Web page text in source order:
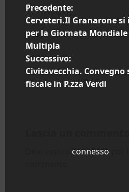
N
a
v
i
Precedente:
Cerveteri.Il Granarone
per la Giornata Mondiale
Multipla
Successivo:
Civitavecchia.
fiscale in P.zza Verdi
connesso